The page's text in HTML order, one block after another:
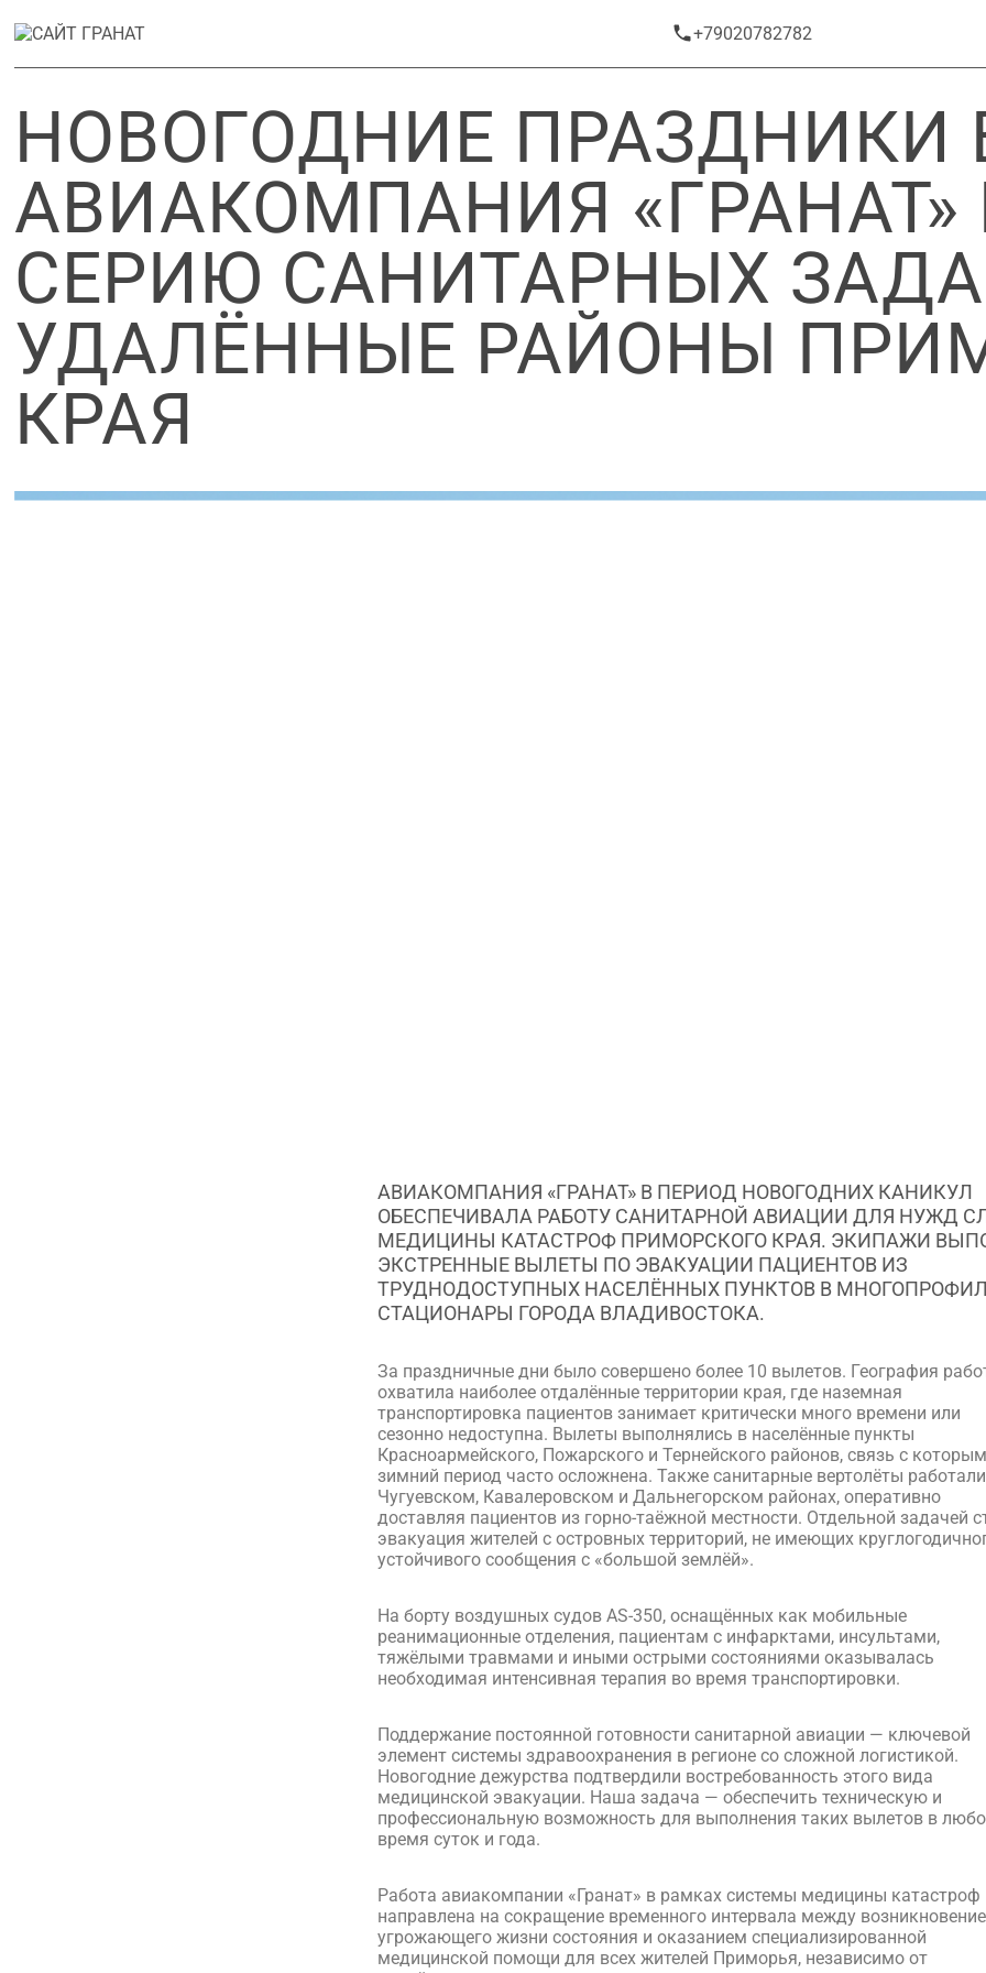
+79020782782
НОВОГОДНИЕ ПРАЗДНИКИ
АВИАКОМПАНИЯ
СЕРИЮ САНИТАРНЫХ
УДАЛЁННЫЕ РАЙОНЫ
КРАЯ
АВИАКОМПАНИЯ «ГРАНАТ» В ПЕРИОД НОВОГОДНИХ КАНИКУЛ
ОБЕСПЕЧИВАЛА РАБОТУ САНИТАРНОЙ АВИАЦИИ ДЛЯ НУЖД
МЕДИЦИНЫ КАТАСТРОФ ПРИМОРСКОГО КРАЯ. ЭКИПАЖИ
ЭКСТРЕННЫЕ ВЫЛЕТЫ ПО ЭВАКУАЦИИ ПАЦИЕНТОВ ИЗ
ТРУДНОДОСТУПНЫХ НАСЕЛЁННЫХ ПУНКТОВ В
СТАЦИОНАРЫ ГОРОДА ВЛАДИВОСТОКА.
За праздничные дни было совершено более 10 вылетов. География
охватила наиболее отдалённые территории края, где наземная
транспортировка пациентов занимает критически много времени или
сезонно недоступна. Вылеты выполнялись в населённые пункты
Красноармейского, Пожарского и Тернейского районов, связь с
зимний период часто осложнена. Также санитарные вертолёты
Чугуевском, Кавалеровском и Дальнегорском районах, оперативно
доставляя пациентов из горно-таёжной местности. Отдельной задачей
эвакуация жителей с островных территорий, не имеющих
устойчивого сообщения с «большой землёй».
На борту воздушных судов AS-350, оснащённых как мобильные
реанимационные отделения, пациентам с инфарктами, инсультами,
тяжёлыми травмами и иными острыми состояниями оказывалась
необходимая интенсивная терапия во время транспортировки.
Поддержание постоянной готовности санитарной авиации — ключевой
элемент системы здравоохранения в регионе со сложной логистикой.
Новогодние дежурства подтвердили востребованность этого вида
медицинской эвакуации. Наша задача — обеспечить техническую и
профессиональную возможность для выполнения таких вылетов в
время суток и года.
Работа авиакомпании «Гранат» в рамках системы медицины катастроф
направлена на сокращение временного интервала между
угрожающего жизни состояния и оказанием специализированной
медицинской помощи для всех жителей Приморья, независимо от